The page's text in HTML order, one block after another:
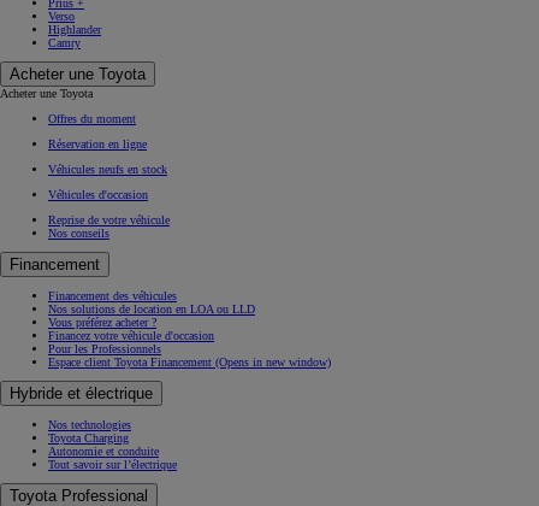
Verso
Highlander
Camry
Acheter une Toyota
Acheter une Toyota
Offres du moment
Réservation en ligne
Véhicules neufs en stock
Véhicules d'occasion
Reprise de votre véhicule
Nos conseils
Financement
Financement des véhicules
Nos solutions de location en LOA ou LLD
Vous préférez acheter ?
Financez votre véhicule d'occasion
Pour les Professionnels
Espace client Toyota Financement (Opens in new window)
Hybride et électrique
Nos technologies
Toyota Charging
Autonomie et conduite
Tout savoir sur l’électrique
Toyota Professional